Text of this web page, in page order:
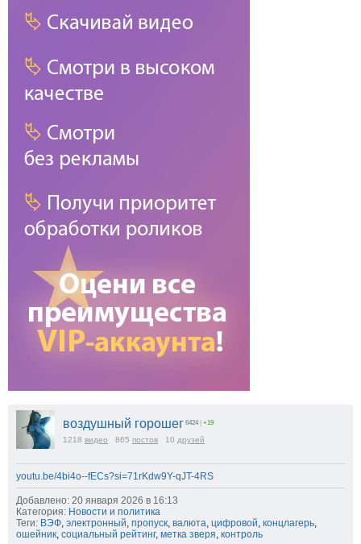
воздушный горошег 6424 +19
1218 видео 865 постов 10 друзей
youtu.be/4bi4o--fECs?si=71rKdw9Y-qJT-4RS
Добавлено: 20 января 2026 в 16:13
Категория: Новости и политика
Теги: ВЭФ, электронный, пропуск, валюта, цифровой, концлагерь,
ошейник, социальный рейтинг, метка зверя, контроль